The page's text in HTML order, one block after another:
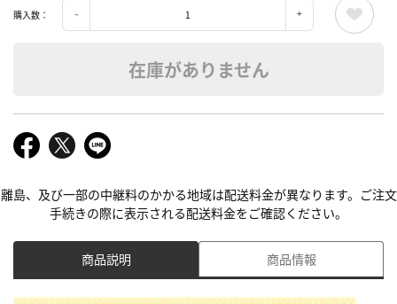
購入数：
在庫がありません
離島、及び一部の中継料のかかる地域は配送料金が異なります。ご注文
手続きの際に表示される配送料金をご確認ください。
商品説明 商品情報